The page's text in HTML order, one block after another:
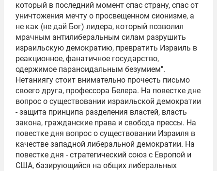
который в последний момент спас страну, спас от
уничтожения мечту о просвещенном сионизме, а
не как (не дай Бог) лидера, который позволил
мрачным антилиберальным силам разрушить
израильскую демократию, превратить Израиль в
реакционное, фанатичное государство,
одержимое параноидальным безумием".
Нетаниягу стоит внимательно прочесть письмо
своего друга, профессора Белера. На повестке дне
вопрос о существовании израильской демократии
- защита принципа разделения властей, власть
закона, гражданские права и свобода прессы. На
повестке дня вопрос о существовании Израиля в
качестве западной либеральной демократии. На
повестке дня - стратегический союз с Европой и
США, базирующийся на общих либеральных